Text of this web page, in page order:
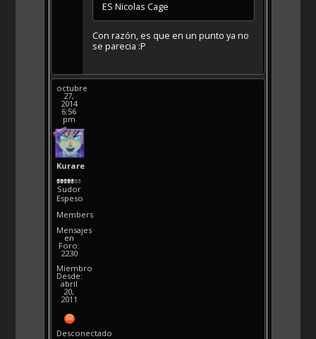
ES Nicolas Cage
Con razón, es que en un punto ya no
se parecia :P
octubre
27,
2014
6:56
pm
Kurare
Sudor
Espeso
Members
Mensajes
en
Foro:
2230
Miembro
Desde:
abril
20,
2011
Desconectado